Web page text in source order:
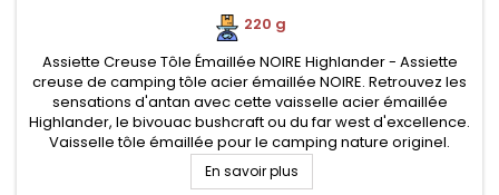
220 g
Assiette Creuse Tôle Émaillée NOIRE Highlander - Assiette
creuse de camping tôle acier émaillée NOIRE. Retrouvez les
sensations d'antan avec cette vaisselle acier émaillée
Highlander, le bivouac bushcraft ou du far west d'excellence.
Vaisselle tôle émaillée pour le camping nature originel.
Robustesse et facilité de nettoyage
En savoir plus